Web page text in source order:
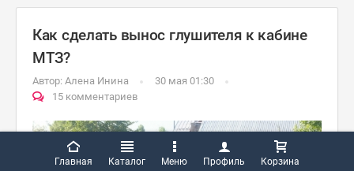
Как сделать вынос глушителя к кабине
МТЗ?
Автор: Алена Инина
30 мая 01:30
15 комментариев
Главная Каталог Меню Профиль Корзина